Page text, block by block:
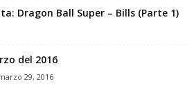
Dragon Ball Super – Bills (Parte 1)
del 2016
29, 2016